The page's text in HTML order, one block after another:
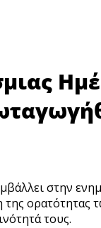
στην
της
τους.